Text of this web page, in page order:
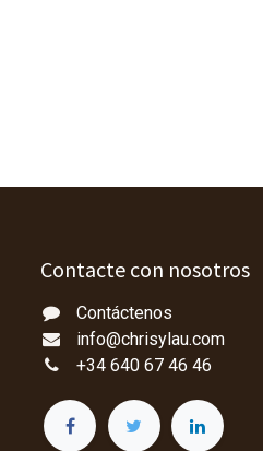
Contacte con nosotros
Contáctenos
info@chrisylau.com
+34 640 67 46 46